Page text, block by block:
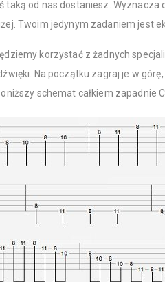
taką od nas dostaniesz. Wyznacza
Twoim jedynym zadaniem jest
korzystać z żadnych
Na początku zagraj je w
schemat całkiem zapadnie